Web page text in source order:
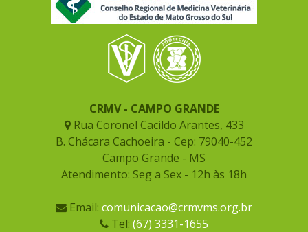
CRMV - CAMPO GRANDE
Rua Coronel Cacildo Arantes, 433
B. Chácara Cachoeira - Cep: 79040-452
Campo Grande - MS
Atendimento: Seg a Sex - 12h às 18h
Email: comunicacao@crmvms.org.br
Tel: (67) 3331-1655